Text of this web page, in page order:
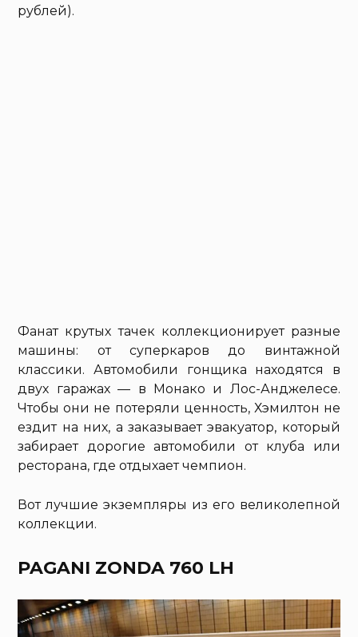
рублей).
Фанат крутых тачек коллекционирует разные
машины: от суперкаров до винтажной
классики. Автомобили гонщика находятся в
двух гаражах — в Монако и Лос-Анджелесе.
Чтобы они не потеряли ценность, Хэмилтон не
ездит на них, а заказывает эвакуатор, который
забирает дорогие автомобили от клуба или
ресторана, где отдыхает чемпион.
Вот лучшие экземпляры из его великолепной
коллекции.
PAGANI ZONDA 760 LH